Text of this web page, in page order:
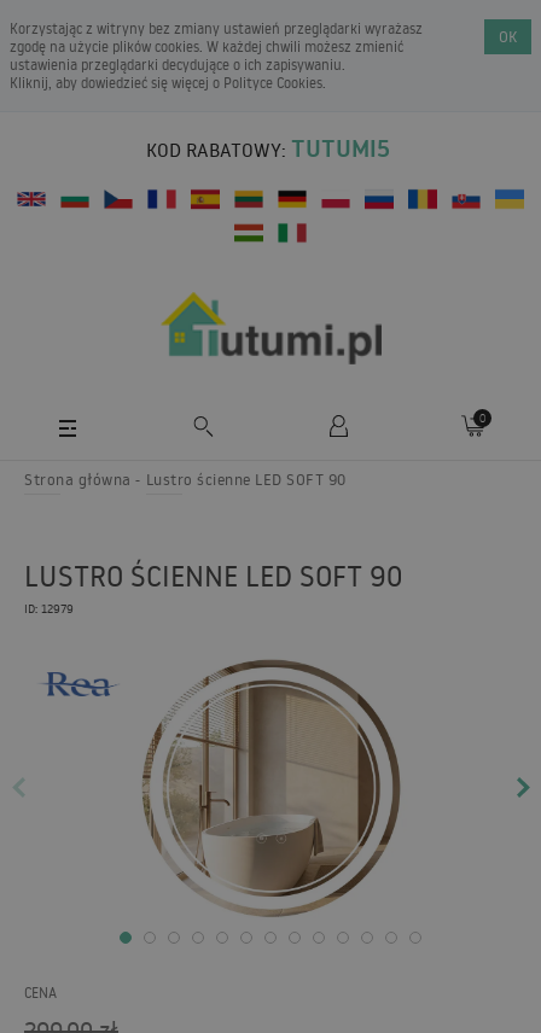
Korzystając z witryny bez zmiany ustawień przeglądarki wyrażasz
zgodę na użycie plików cookies. W każdej chwili możesz zmienić
ustawienia przeglądarki decydujące o ich zapisywaniu.
Kliknij, aby dowiedzieć się więcej o Polityce Cookies.
OK
KOD RABATOWY: TUTUMI5
0
Strona główna Lustro ścienne LED SOFT 90
LUSTRO ŚCIENNE LED SOFT 90
ID: 12979
CENA